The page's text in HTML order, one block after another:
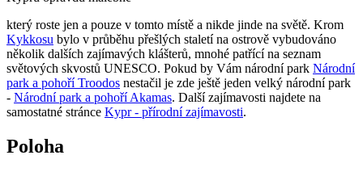
který roste jen a pouze v tomto místě a nikde jinde na světě. Krom
Kykkosu bylo v průběhu přešlých staletí na ostrově vybudováno
několik dalších zajímavých klášterů, mnohé patřící na seznam
světových skvostů UNESCO. Pokud by Vám národní park Národní
park a pohoří Troodos nestačil je zde ještě jeden velký národní park
- Národní park a pohoří Akamas. Další zajímavosti najdete na
samostatné stránce Kypr - přírodní zajímavosti.
Poloha